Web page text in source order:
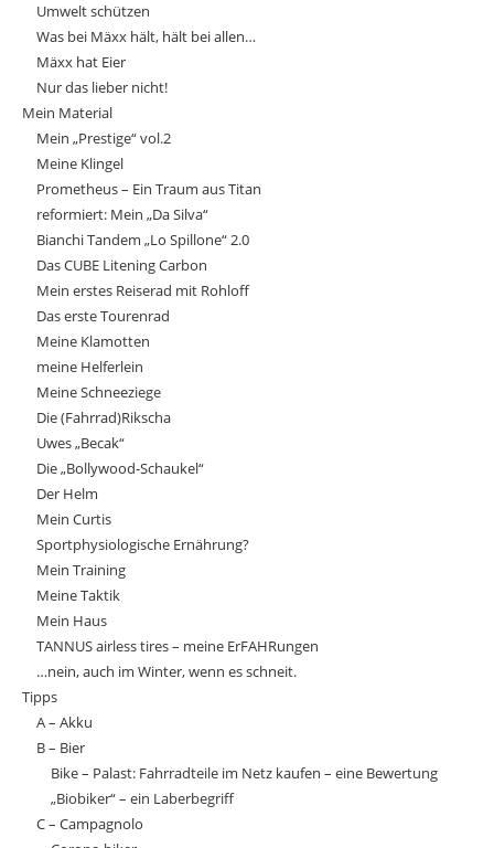
Umwelt schützen
Was bei Mäxx hält, hält bei allen…
Mäxx hat Eier
Nur das lieber nicht!
Mein Material
Mein „Prestige“ vol.2
Meine Klingel
Prometheus – Ein Traum aus Titan
reformiert: Mein „Da Silva“
Bianchi Tandem „Lo Spillone“ 2.0
Das CUBE Litening Carbon
Mein erstes Reiserad mit Rohloff
Das erste Tourenrad
Meine Klamotten
meine Helferlein
Meine Schneeziege
Die (Fahrrad)Rikscha
Uwes „Becak“
Die „Bollywood-Schaukel“
Der Helm
Mein Curtis
Sportphysiologische Ernährung?
Mein Training
Meine Taktik
Mein Haus
TANNUS airless tires – meine ErFAHRungen
…nein, auch im Winter, wenn es schneit.
Tipps
A – Akku
B – Bier
Bike – Palast: Fahrradteile im Netz kaufen – eine Bewertung
„Biobiker“ – ein Laberbegriff
C – Campagnolo